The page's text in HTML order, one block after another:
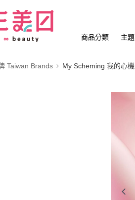
商品分類 主
Taiwan Brands My Scheming 我的心機